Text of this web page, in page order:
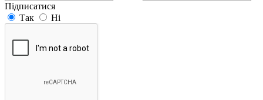
Підписатися
Так
Ні